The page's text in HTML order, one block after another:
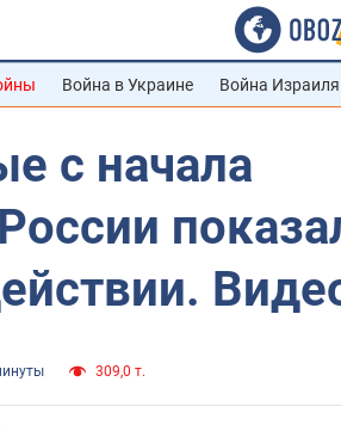
Война в Украине Война
с начала
309,0 т.